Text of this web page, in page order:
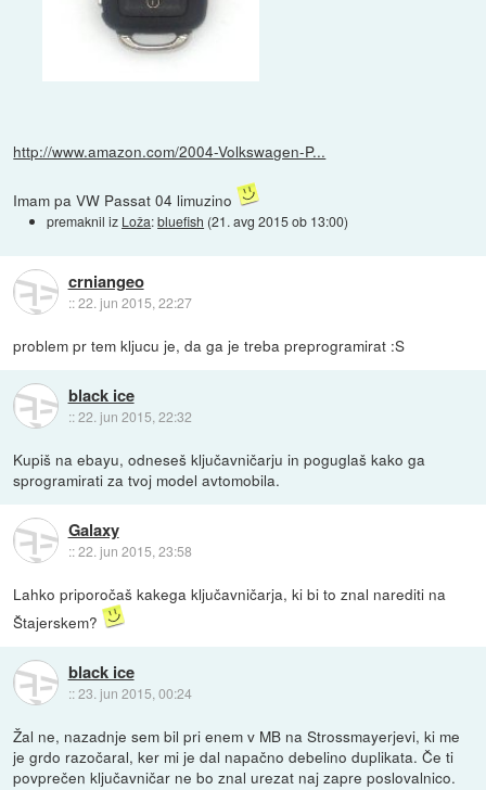
http://www.amazon.com/2004-Volkswagen-P...
Imam pa VW Passat 04 limuzino
premaknil iz Loža:bluefish (21. avg 2015 ob 13:00)
crniangeo
::22. jun 2015, 22:27
problem pr tem kljucu je, da ga je treba preprogramirat :S
black ice
::22. jun 2015, 22:32
Kupiš na ebayu, odneseš ključavničarju in poguglaš kako ga
sprogramirati za tvoj model avtomobila.
Galaxy
::22. jun 2015, 23:58
Lahko priporočaš kakega ključavničarja, ki bi to znal narediti na
Štajerskem?
black ice
::23. jun 2015, 00:24
Žal ne, nazadnje sem bil pri enem v MB na Strossmayerjevi, ki me
je grdo razočaral, ker mi je dal napačno debelino duplikata. Če ti
povprečen ključavničar ne bo znal urezat naj zapre poslovalnico.